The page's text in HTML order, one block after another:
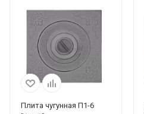
Плита чугунная П1-6